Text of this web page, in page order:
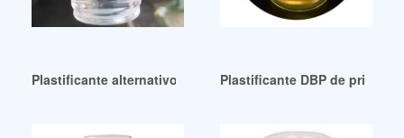
Plastificante alternativo a buen precio – DOMPLAST DOA
Plastificante DBP de